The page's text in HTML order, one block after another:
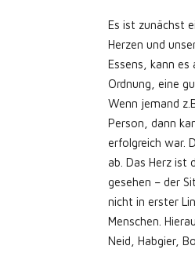
Es ist zunächst
Herzen und
Essens, kann
Ordnung, eine
Wenn jemand
Person, dann
erfolgreich war.
ab. Das Herz ist
gesehen – der
nicht in erster
Menschen.
Neid, Habgier,